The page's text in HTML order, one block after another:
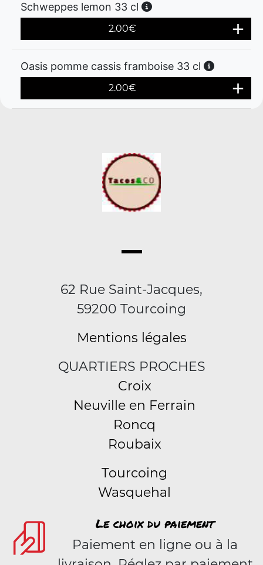
Schweppes lemon 33 cl
2.00€
Oasis pomme cassis framboise 33 cl
2.00€
62 Rue Saint-Jacques,
59200 Tourcoing
Mentions légales
QUARTIERS PROCHES
Croix
Neuville en Ferrain
Roncq
Roubaix
Tourcoing
Wasquehal
Le choix du paiement
Paiement en ligne ou à la